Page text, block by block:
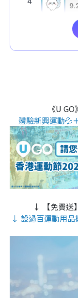
《U
體驗新興運動💦
↓ 【免費送
↓ 設過百運動用品